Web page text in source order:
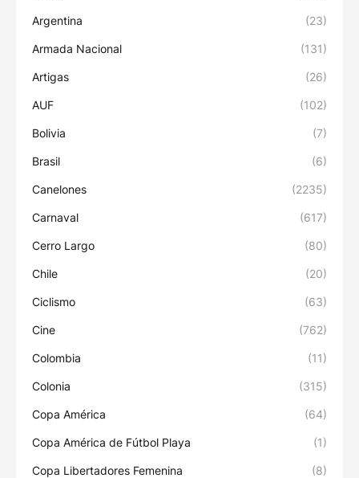
Argentina (23)
Armada Nacional (131)
Artigas (26)
AUF (102)
Bolivia (7)
Brasil (6)
Canelones (2235)
Carnaval (617)
Cerro Largo (80)
Chile (20)
Ciclismo (63)
Cine (762)
Colombia (11)
Colonia (315)
Copa América (64)
Copa América de Fútbol Playa (1)
Copa Libertadores Femenina (8)